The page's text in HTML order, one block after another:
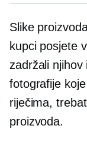
Slike
kupci posjete
zadržali
fotografije
riječima,
proizvoda.